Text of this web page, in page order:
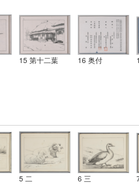
15 第十二葉 16 奥付
5 二 6 三